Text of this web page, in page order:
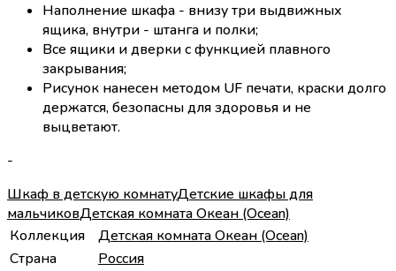
Наполнение шкафа - внизу три выдвижных
ящика, внутри - штанга и полки;
Все ящики и дверки с функцией плавного
закрывания;
Рисунок нанесен методом UF печати, краски долго
держатся, безопасны для здоровья и не
выцветают.
-
Шкаф в детскую комнатуДетские шкафы для
мальчиковДетская комната Океан (Ocean)
Коллекция
Детская комната Океан (Ocean)
Страна
Россия